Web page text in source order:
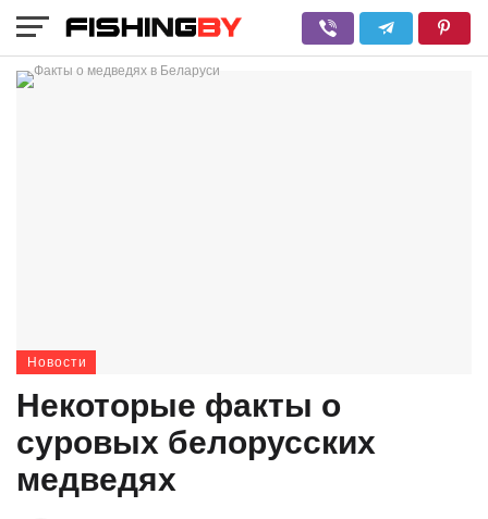
Новости
Некоторые факты о
суровых белорусских
медведях